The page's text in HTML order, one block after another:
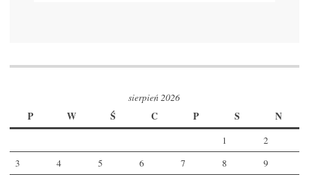
sierpień 2026
P W Ś C P S N
1
2
3
4 5 6 7 8
9